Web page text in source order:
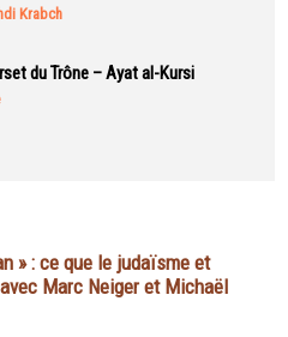
Krabch
du Trône – Ayat al-Kursi
» : ce que le judaïsme et
Marc Neiger et Michaël